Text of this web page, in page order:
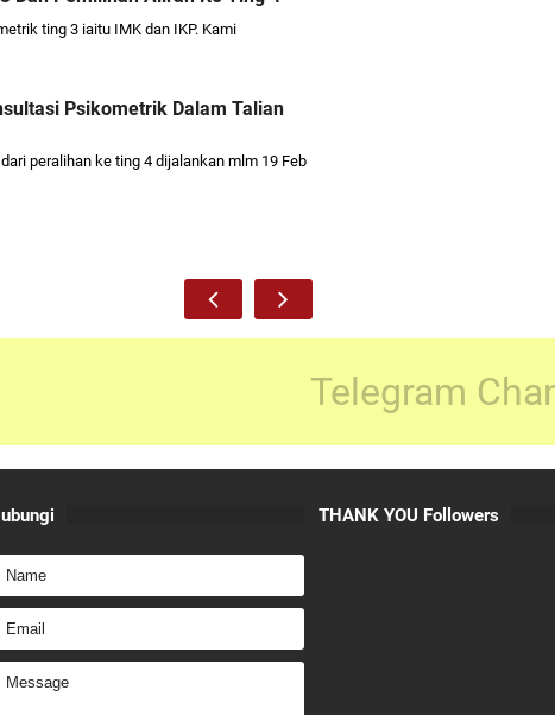
ting 3 iaitu IMK dan IKP. Kami
Psikometrik Dalam Talian
peralihan ke ting 4 dijalankan mlm 19 Feb
Telegram
THANK YOU Followers